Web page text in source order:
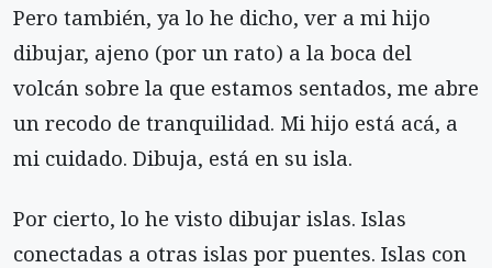
Pero también, ya lo he dicho, ver a mi hijo
dibujar, ajeno (por un rato) a la boca del
volcán sobre la que estamos sentados, me abre
un recodo de tranquilidad. Mi hijo está acá, a
mi cuidado. Dibuja, está en su isla.
Por cierto, lo he visto dibujar islas. Islas
conectadas a otras islas por puentes. Islas con